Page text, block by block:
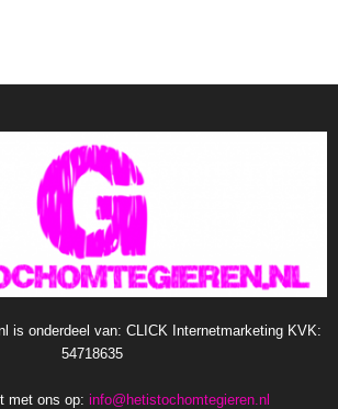
is onderdeel van: CLICK Internetmarketing KVK:
54718635
met ons op: info@hetistochomtegieren.nl